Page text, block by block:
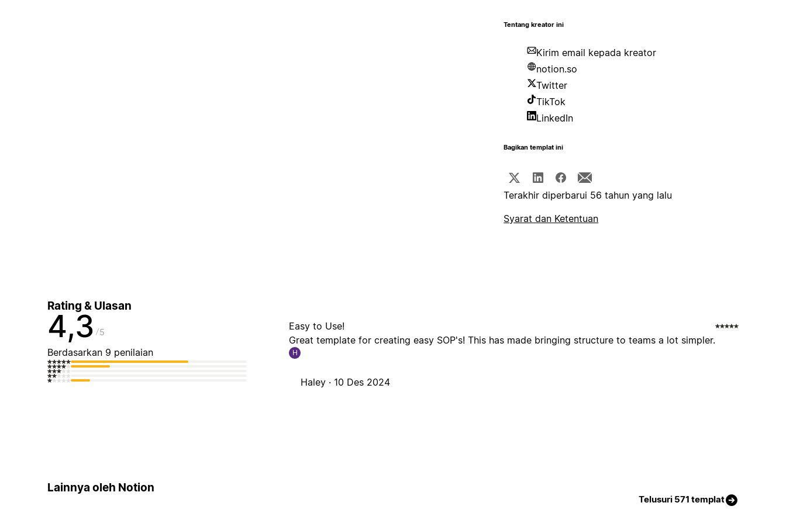
Tentang kreator ini
Kirim email kepada kreator
notion.so
Twitter
TikTok
LinkedIn
Bagikan templat ini
Terakhir diperbarui 56 tahun yang lalu
Syarat dan Ketentuan
Rating & Ulasan
4,3 5
Berdasarkan 9 penilaian
Easy to Use!
Great template for creating easy SOP's! This has made bringing structure to teams a lot simpler.
H
Haley · 10 Des 2024
Lainnya oleh Notion
Telusuri 571 templat